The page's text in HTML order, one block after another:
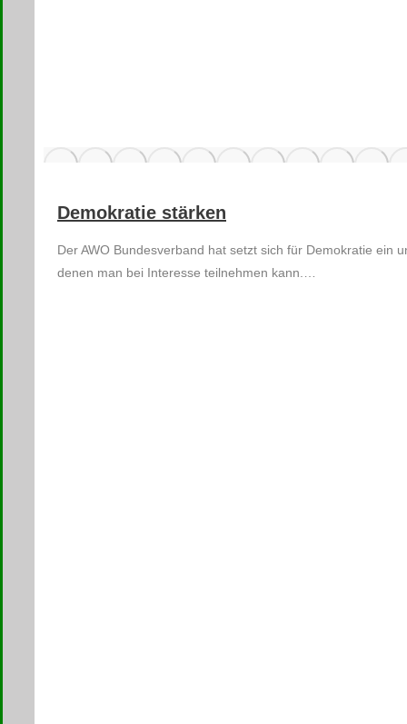
Demokratie stärken
Der AWO Bundesverband hat setzt sich für Demokratie
denen man bei Interesse teilnehmen kann.…